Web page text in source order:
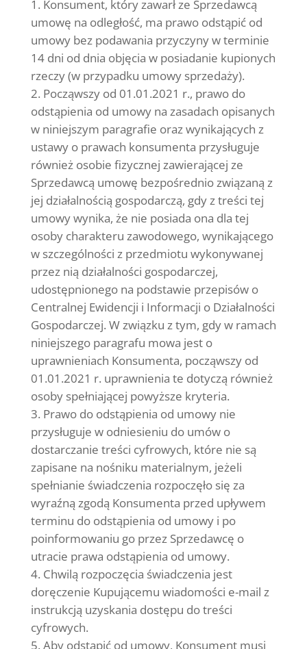
Konsument, który zawarł ze Sprzedawcą
umowę na odległość, ma prawo odstąpić od
umowy bez podawania przyczyny w terminie
14 dni od dnia objęcia w posiadanie kupionych
rzeczy (w przypadku umowy sprzedaży).
Począwszy od 01.01.2021 r., prawo do
odstąpienia od umowy na zasadach opisanych
w niniejszym paragrafie oraz wynikających z
ustawy o prawach konsumenta przysługuje
również osobie fizycznej zawierającej ze
Sprzedawcą umowę bezpośrednio związaną z
jej działalnością gospodarczą, gdy z treści tej
umowy wynika, że nie posiada ona dla tej
osoby charakteru zawodowego, wynikającego
w szczególności z przedmiotu wykonywanej
przez nią działalności gospodarczej,
udostępnionego na podstawie przepisów o
Centralnej Ewidencji i Informacji o Działalności
Gospodarczej. W związku z tym, gdy w ramach
niniejszego paragrafu mowa jest o
uprawnieniach Konsumenta, począwszy od
01.01.2021 r. uprawnienia te dotyczą również
osoby spełniającej powyższe kryteria.
Prawo do odstąpienia od umowy nie
przysługuje w odniesieniu do umów o
dostarczanie treści cyfrowych, które nie są
zapisane na nośniku materialnym, jeżeli
spełnianie świadczenia rozpoczęło się za
wyraźną zgodą Konsumenta przed upływem
terminu do odstąpienia od umowy i po
poinformowaniu go przez Sprzedawcę o
utracie prawa odstąpienia od umowy.
Chwilą rozpoczęcia świadczenia jest
doręczenie Kupującemu wiadomości e-mail z
instrukcją uzyskania dostępu do treści
cyfrowych.
Aby odstąpić od umowy, Konsument musi